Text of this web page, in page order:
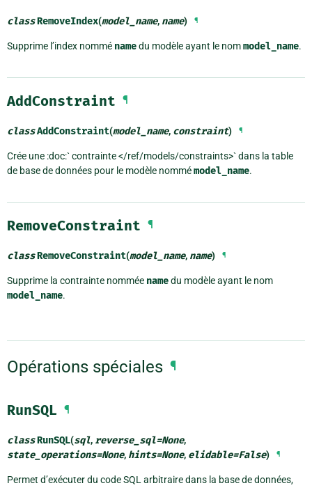
classRemoveIndex(model_name, name) ¶
Supprime l’index nommé namedu modèle ayant le nommodel_name.
AddConstraint ¶
classAddConstraint(model_name, constraint) ¶
Crée une :doc:` contrainte </ref/models/constraints>` dans la table
de base de données pour le modèle nommémodel_name.
RemoveConstraint ¶
classRemoveConstraint(model_name, name) ¶
Supprime la contrainte nommée namedu modèle ayant le nom
model_name.
Opérations spéciales ¶
RunSQL ¶
classRunSQL(sql, reverse_sql=None,
state_operations=None, hints=None, elidable=False) ¶
Permet d’exécuter du code SQL arbitraire dans la base de données,